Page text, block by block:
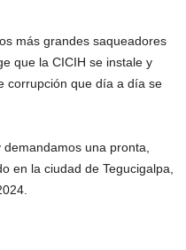
más grandes saqueadores
que la CICIH se instale y
corrupción que día a día se
una pronta,
en la ciudad de Tegucigalpa,